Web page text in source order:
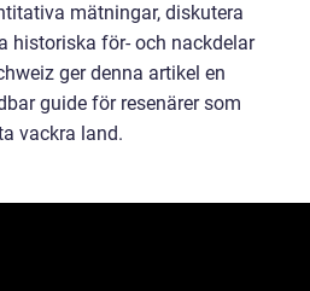
mätningar, diskutera
historiska för- och nackdelar
ger denna artikel en
guide för resenärer som
vackra land.